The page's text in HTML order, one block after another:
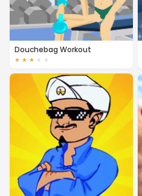
Douchebag Workout
★ ★ ★ ★ ★